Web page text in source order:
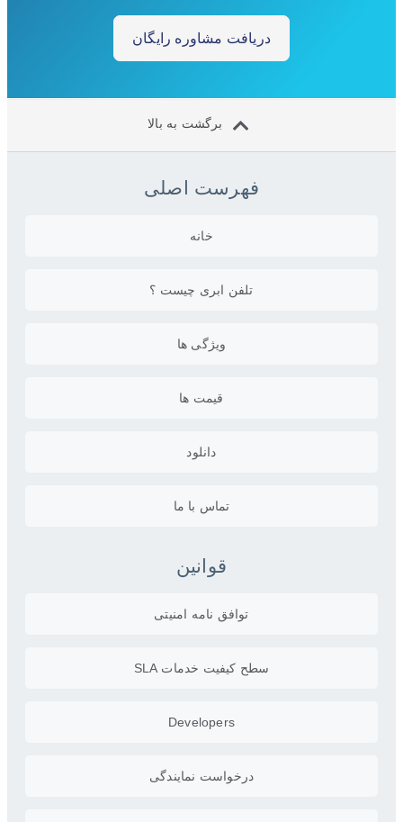
دریافت مشاوره رایگان
برگشت به بالا
فهرست اصلی
خانه
تلفن ابری چیست ؟
ویژگی ها
قیمت ها
دانلود
تماس با ما
قوانین
توافق نامه امنیتی
سطح کیفیت خدمات SLA
Developers
درخواست نمایندگی